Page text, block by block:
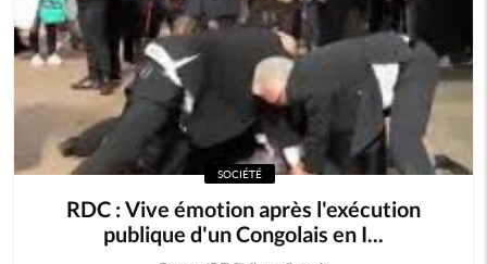
SOCIÉTÉ
RDC : Vive émotion après l'exécution
publique d'un Congolais en I...